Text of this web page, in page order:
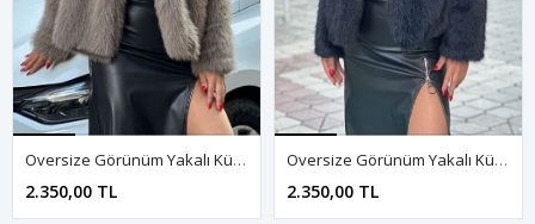
Oversize Görünüm Yakalı Kürk-Kahve
2.350,00 TL
Oversize Görünüm Yakalı Kürk-Siyah
2.350,00 TL